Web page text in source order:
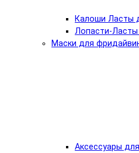
Калоши Ласты
Лопасти-
Маски для
Аксессуары